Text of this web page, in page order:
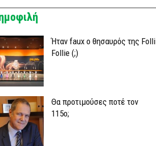
Ήταν faux ο θησαυρός της Folli
Follie (;)
Θα προτιμούσες ποτέ τον
115ο;